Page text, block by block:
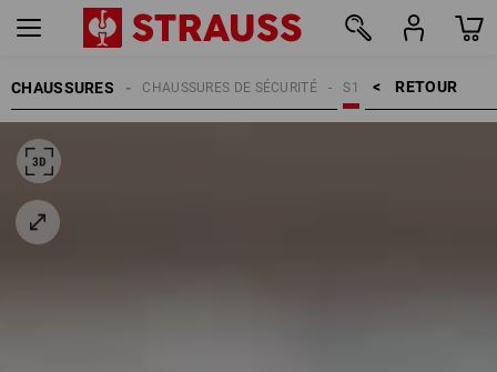
CHAUSSURES RETOUR    >
S1
CHAUSSURES DE SÉCURITÉ